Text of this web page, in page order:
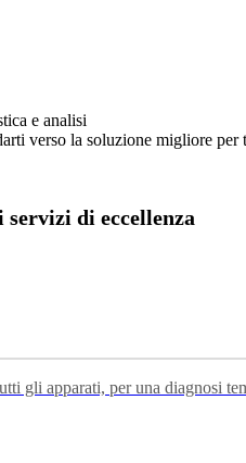
e analisi
verso la soluzione migliore per
di eccellenza
gli apparati, per una diagnosi